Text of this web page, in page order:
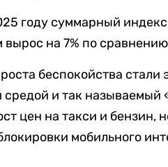
году суммарный
на 7% по
беспокойства стали
и так
цен на такси и бензин,
мобильного